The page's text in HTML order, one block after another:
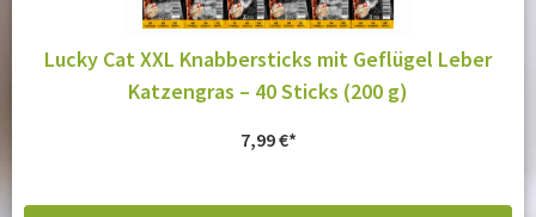
Lucky Cat XXL Knabbersticks mit Geflügel Leber
Katzengras – 40 Sticks (200 g)
7,99€